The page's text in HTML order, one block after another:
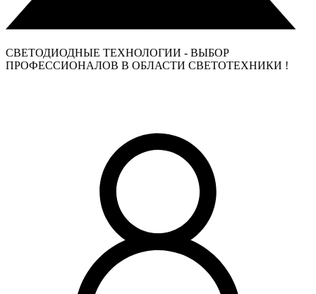
СВЕТОДИОДНЫЕ ТЕХНОЛОГИИ - ВЫБОР
ПРОФЕССИОНАЛОВ В ОБЛАСТИ СВЕТОТЕХНИКИ !